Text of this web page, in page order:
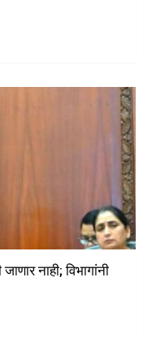
नाही; विभागांनी